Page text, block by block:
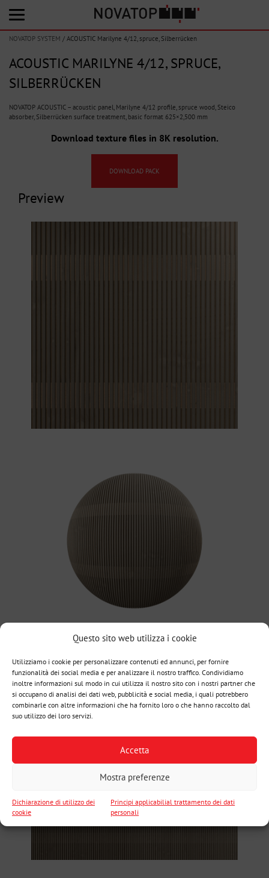
Questo sito web utilizza i cookie
Utilizziamo i cookie per personalizzare contenuti ed annunci, per fornire
funzionalità dei social media e per analizzare il nostro traffico. Condividiamo
inoltre informazioni sul modo in cui utilizza il nostro sito con i nostri partner che
si occupano di analisi dei dati web, pubblicità e social media, i quali potrebbero
combinarle con altre informazioni che ha fornito loro o che hanno raccolto dal
suo utilizzo dei loro servizi.
Accetta
Mostra preferenze
Dichiarazione di utilizzo dei
cookie
Principi applicabilial trattamento dei dati
personali
NOVATOP SYSTEM / ACOUSTIC Marilyne 4/12, spruce, Silberrücken
ACOUSTIC MARILYNE 4/12, SPRUCE,
SILBERRÜCKEN
NOVATOP ACOUSTIC – acoustic panel, Marilyne 4/12 profile, spruce wood, Steico
absorber, Silberrücken surface treatment, basic format 625×2,500 mm
Download texture files in 8K resolution.
DOWNLOAD PACK
Preview